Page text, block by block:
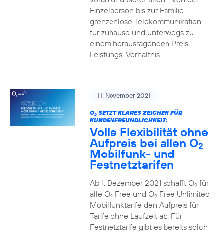
Einzelperson bis zur Familie -
grenzenlose Telekommunikation
für zuhause und unterwegs zu
einem herausragenden Preis-
Leistungs-Verhältnis.
11. November 2021
O2SETZT KLARES ZEICHEN FÜR
KUNDENFREUNDLICHKEIT:
Volle Flexibilität ohne
Aufpreis bei allen O2
Mobilfunk- und
Festnetztarifen
Ab 1. Dezember 2021 schafft O2für
alle O2Free und O2Free Unlimited
Mobilfunktarife den Aufpreis für
Tarife ohne Laufzeit ab. Für
Festnetztarife gibt es bereits solch